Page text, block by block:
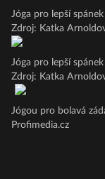
Jóga pro lepší
Zdroj: Katka
Jóga pro lepší
Zdroj: Katka
Jógou pro bolavá
Profimedia.cz